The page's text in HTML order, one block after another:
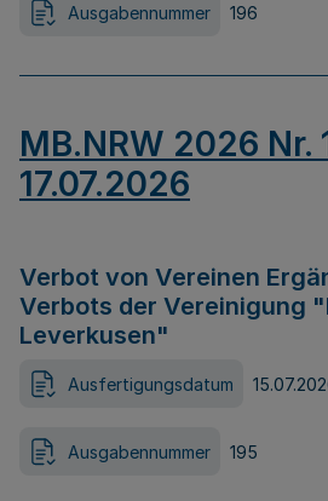
Ausgabennummer 196
MB.NRW 2026 Nr.
17.07.2026
Verbot von Vereinen
Verbots der Vereinigung
Leverkusen"
Ausfertigungsdatum
Ausgabennummer 195